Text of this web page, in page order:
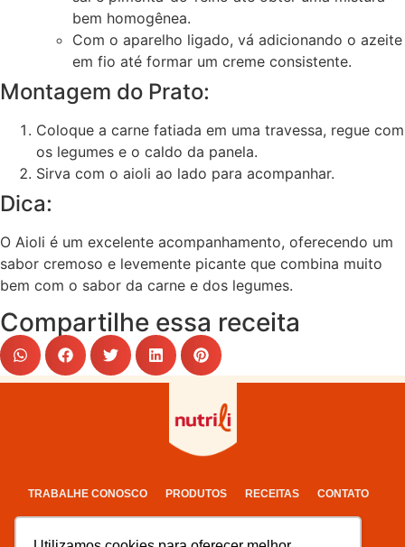
bem homogênea.
Com o aparelho ligado, vá adicionando o azeite
em fio até formar um creme consistente.
Montagem do Prato:
Coloque a carne fatiada em uma travessa, regue com
os legumes e o caldo da panela.
Sirva com o aioli ao lado para acompanhar.
Dica:
O Aioli é um excelente acompanhamento, oferecendo um
sabor cremoso e levemente picante que combina muito
bem com o sabor da carne e dos legumes.
Compartilhe essa receita
TRABALHE CONOSCO PRODUTOS RECEITAS CONTATO